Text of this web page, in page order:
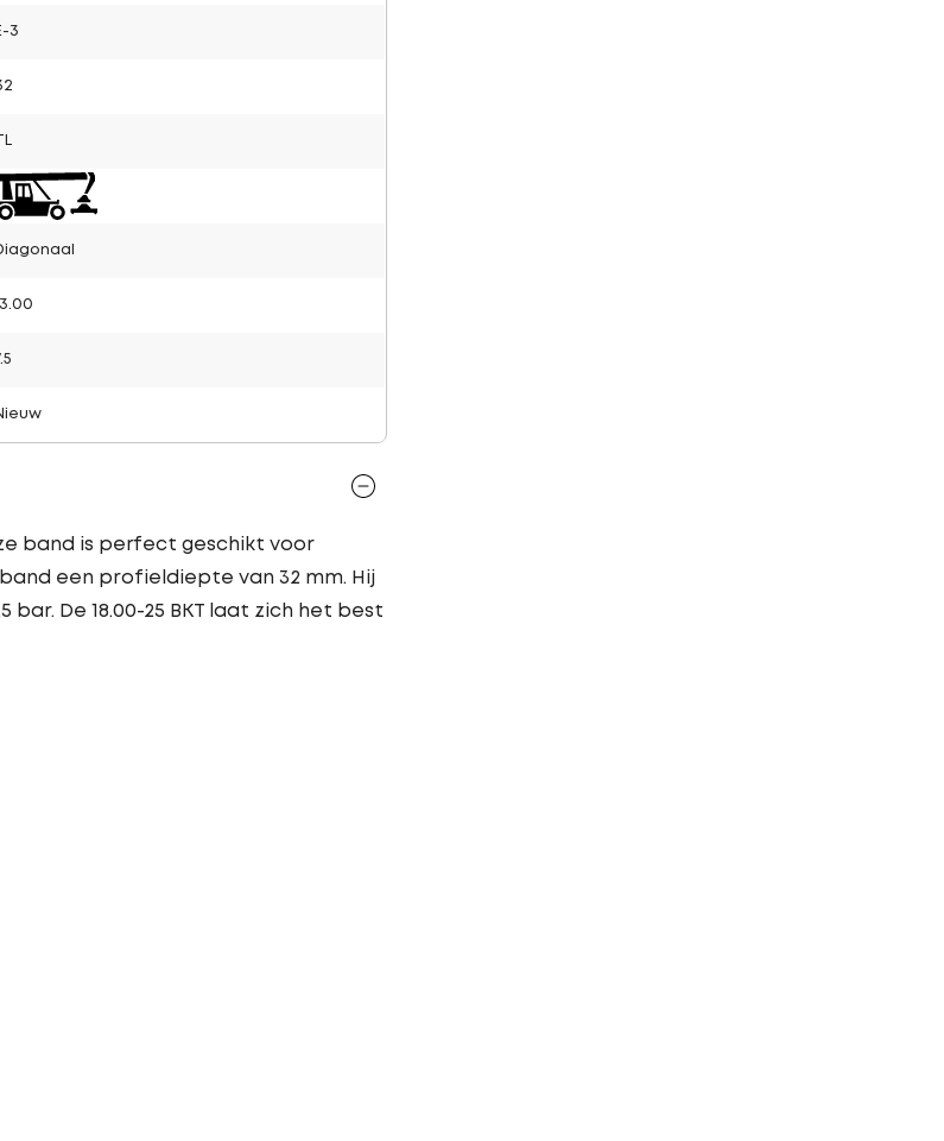
3
Diagonaal
13.00
band is perfect geschikt voor
een profieldiepte van 32 mm. Hij
De 18.00-25 BKT laat zich het best